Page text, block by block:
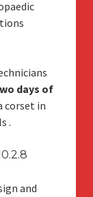
days of
corset in
.
and